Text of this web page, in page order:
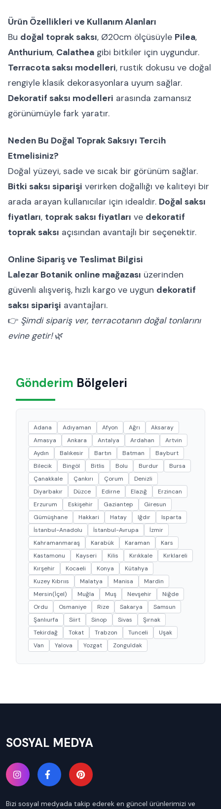
Ürün Özellikleri ve Kullanım Alanları
Bu doğal toprak saksı, Ø20cm ölçüsüyle Pilea,
Anthurium, Calathea gibi bitkiler için uygundur.
Terracota saksı modelleri, rustik dokusu ve doğal
rengiyle klasik dekorasyonlara uyum sağlar.
Dekoratif saksı modelleri arasında zamansız
görünümüyle fark yaratır.
Neden Bu Doğal Toprak Saksıyı Tercih
Etmelisiniz?
Doğal yüzeyi, sade ve sıcak bir görünüm sağlar.
Bitki saksı siparişi verirken doğallığı ve kaliteyi bir
arada arayan kullanıcılar için idealdir. Doğal saksı
fiyatları, toprak saksı fiyatları ve dekoratif
toprak saksı açısından avantajlı bir seçenektir.
Online Sipariş ve Teslimat Bilgisi
Lalezar Botanik online mağazası üzerinden
güvenli alışveriş, hızlı kargo ve uygun dekoratif
saksı siparişi avantajları.
👉 Şimdi sipariş ver, terracotanın doğal tonlarını
evine getir!🌿
Gönderim Bölgeleri
Adana Adıyaman Afyon Ağrı
Aksaray
Amasya
Ankara Antalya Ardahan
Artvin
Aydın
Balıkesir Bartın Batman
Bayburt
Bilecik
Bingöl Bitlis Bolu Burdur
Bursa
Çanakkale
Çankırı Çorum
Denizli
Diyarbakır
Düzce Edirne Elazığ
Erzincan
Erzurum
Eskişehir Gaziantep
Giresun
Gümüşhane
Hakkari Hatay Iğdır
Isparta
İstanbul-Anadolu
İstanbul-Avrupa
İzmir
Kahramanmaraş
Karabük Karaman
Kars
Kastamonu
Kayseri Kilis Kırıkkale
Kırklareli
Kırşehir
Kocaeli Konya
Kütahya
Kuzey Kıbrııs
Malatya Manisa
Mardin
Mersin(İçel)
Muğla Muş Nevşehir
Niğde
Ordu
Osmaniye Rize Sakarya
Samsun
Şanlıurfa
Siirt Sinop Sivas
Şırnak
Tekirdağ
Tokat Trabzon Tunceli
Uşak
Van
Yalova Yozgat Zonguldak
SOSYAL MEDYA
Bizi sosyal medyada takip ederek en güncel ürünlerimizi ve